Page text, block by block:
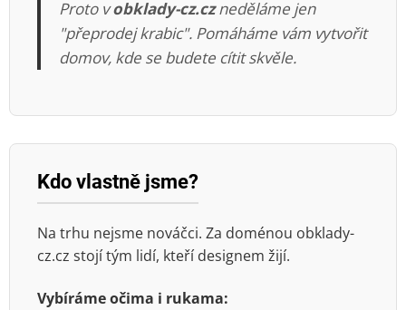
Proto vobklady-cz.czneděláme jen
"přeprodej krabic". Pomáháme vám vytvořit
domov, kde se budete cítit skvěle.
Kdo vlastně jsme?
Na trhu nejsme nováčci. Za doménou obklady-
cz.cz stojí tým lidí, kteří designem žijí.
Vybíráme očima i rukama: